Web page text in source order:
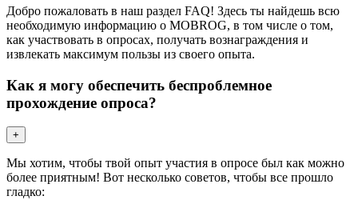
Добро пожаловать в наш раздел FAQ! Здесь ты найдешь всю
необходимую информацию о MOBROG, в том числе о том,
как участвовать в опросах, получать вознаграждения и
извлекать максимум пользы из своего опыта.
Как я могу обеспечить беспроблемное
прохождение опроса?
+
Мы хотим, чтобы твой опыт участия в опросе был как можно
более приятным! Вот несколько советов, чтобы все прошло
гладко: